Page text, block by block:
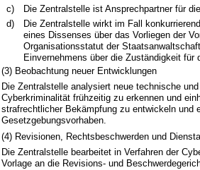
c)
Die Zentralstelle ist Ansprechpartner für
d)
Die Zentralstelle wirkt im Fall
eines Dissenses über das Vorliegen der
Organisationsstatut der
Einvernehmens über die Zuständigkeit für
(3) Beobachtung neuer Entwicklungen
Die Zentralstelle analysiert neue technische
Cyberkriminalität frühzeitig zu erkennen und
strafrechtlicher Bekämpfung zu entwickeln und
Gesetzgebungsvorhaben.
(4) Revisionen, Rechtsbeschwerden und
Die Zentralstelle bearbeitet in Verfahren der
Vorlage an die Revisions- und